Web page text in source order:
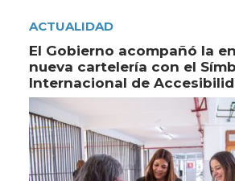
ACTUALIDAD
El Gobierno acompañó la
nueva cartelería con el
Internacional de